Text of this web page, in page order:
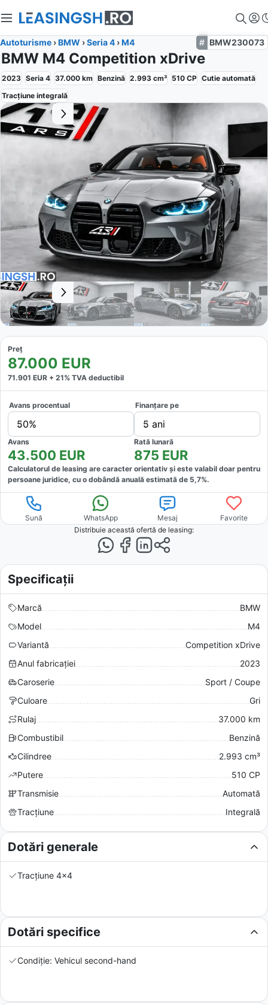
Autoturisme ›BMW ›Seria 4 ›M4 BMW230073
BMW M4 Competition xDrive
2023 Seria 4 37.000 km Benzină 2.993 cm³ 510 CP Cutie automată
Tracțiune integrală
Preț
87.000 EUR
71.901 EUR + 21% TVA deductibil
Avans procentual
50%
Finanțare pe
5 ani
Avans
43.500 EUR
Rată lunară
875 EUR
Calculatorul de leasing are caracter orientativ și este valabil doar pentru
persoane juridice, cu o dobândă anuală estimată de 5,7%.
Sună WhatsApp Mesaj
Favorite
Distribuie această ofertă de leasing:
Specificații
Marcă
BMW
Model
M4
Variantă
Competition xDrive
Anul fabricației
2023
Caroserie
Sport / Coupe
Culoare
Gri
Rulaj
37.000 km
Combustibil
Benzină
Cilindree
2.993 cm³
Putere
510 CP
Transmisie
Automată
Tracțiune
Integrală
Dotări generale
Tracțiune 4x4
Dotări specifice
Condiție: Vehicul second-hand